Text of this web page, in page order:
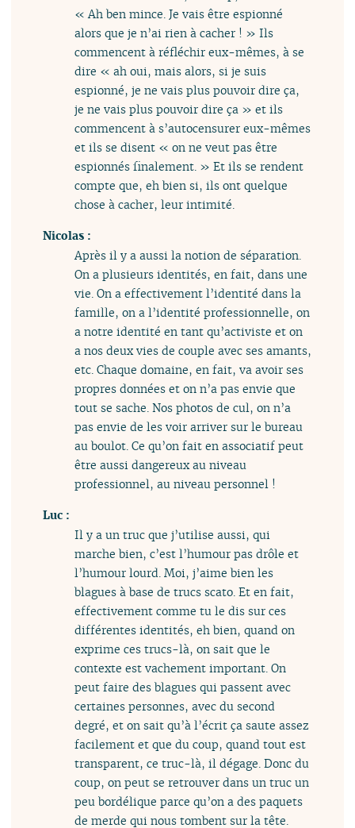
« Ah ben mince. Je vais être espionné
alors que je n’ai rien à cacher ! » Ils
commencent à réfléchir eux-mêmes, à se
dire « ah oui, mais alors, si je suis
espionné, je ne vais plus pouvoir dire ça,
je ne vais plus pouvoir dire ça » et ils
commencent à s’autocensurer eux-mêmes
et ils se disent « on ne veut pas être
espionnés finalement. » Et ils se rendent
compte que, eh bien si, ils ont quelque
chose à cacher, leur intimité.
Nicolas :
Après il y a aussi la notion de séparation.
On a plusieurs identités, en fait, dans une
vie. On a effectivement l’identité dans la
famille, on a l’identité professionnelle, on
a notre identité en tant qu’activiste et on
a nos deux vies de couple avec ses amants,
etc. Chaque domaine, en fait, va avoir ses
propres données et on n’a pas envie que
tout se sache. Nos photos de cul, on n’a
pas envie de les voir arriver sur le bureau
au boulot. Ce qu’on fait en associatif peut
être aussi dangereux au niveau
professionnel, au niveau personnel !
Luc :
Il y a un truc que j’utilise aussi, qui
marche bien, c’est l’humour pas drôle et
l’humour lourd. Moi, j’aime bien les
blagues à base de trucs scato. Et en fait,
effectivement comme tu le dis sur ces
différentes identités, eh bien, quand on
exprime ces trucs-là, on sait que le
contexte est vachement important. On
peut faire des blagues qui passent avec
certaines personnes, avec du second
degré, et on sait qu’à l’écrit ça saute assez
facilement et que du coup, quand tout est
transparent, ce truc-là, il dégage. Donc du
coup, on peut se retrouver dans un truc un
peu bordélique parce qu’on a des paquets
de merde qui nous tombent sur la tête.